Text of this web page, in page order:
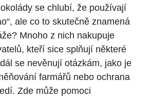
se chlubí, že používají
ale co to skutečně znamená
Mnoho z nich nakupuje
kteří sice splňují některé
se nevěnují otázkám, jako je
farmářů nebo ochrana
Zde může pomoci